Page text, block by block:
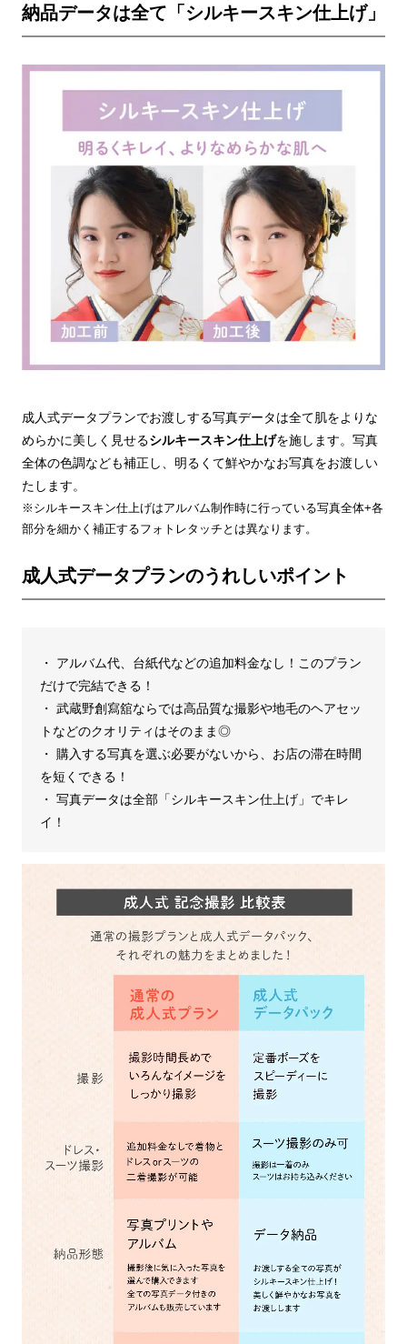
納品データは全て「シルキースキン仕上げ」
成人式データプランでお渡しする写真データは全て肌をよりな
めらかに美しく見せるシルキースキン仕上げを施します。写真
全体の色調なども補正し、明るくて鮮やかなお写真をお渡しい
たします。
※シルキースキン仕上げはアルバム制作時に行っている写真全体+各
部分を細かく補正するフォトレタッチとは異なります。
成人式データプランのうれしいポイント
・ アルバム代、台紙代などの追加料金なし！このプラン
だけで完結できる！
・ 武蔵野創寫舘ならでは高品質な撮影や地毛のヘアセッ
トなどのクオリティはそのまま◎
・ 購入する写真を選ぶ必要がないから、お店の滞在時間
を短くできる！
・ 写真データは全部「シルキースキン仕上げ」でキレ
イ！